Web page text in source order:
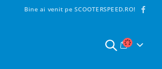
Bine ai venit pe SCOOTERSPEED.RO!